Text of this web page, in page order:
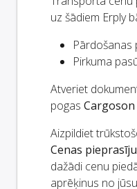
uz šādiem Erply
Pārdošanas
Pirkuma
Atveriet
pogas Cargoson
Aizpildiet
Cenas
dažādi cenu
aprēķinus no